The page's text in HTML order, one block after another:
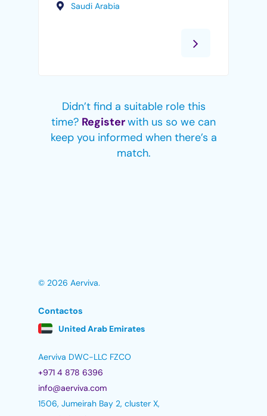
Saudi Arabia
Didn’t find a suitable role this
time? Registerwith us so we can
keep you informed when there’s a
match.
© 2026 Aerviva.
Contactos
United Arab Emirates
Aerviva DWC-LLC FZCO
+971 4 878 6396
info@aerviva.com
1506, Jumeirah Bay 2, cluster X,